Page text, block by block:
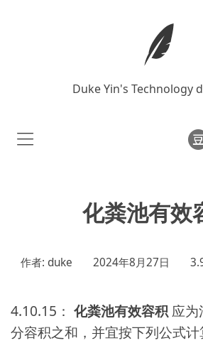
Duke Yin's Technology
化粪池有效
作者: duke 2024年8月27日
4.10.15： 化粪池有效容积 应为
分容积之和，并宜按下列公式计